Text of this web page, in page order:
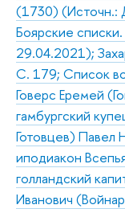
(1730) (Источн.:
Боярские
29.04.2021);
С. 179; Список
Говерс Еремей
гамбургский
Готовцев) Павел
иподиакон
голландский
Иванович